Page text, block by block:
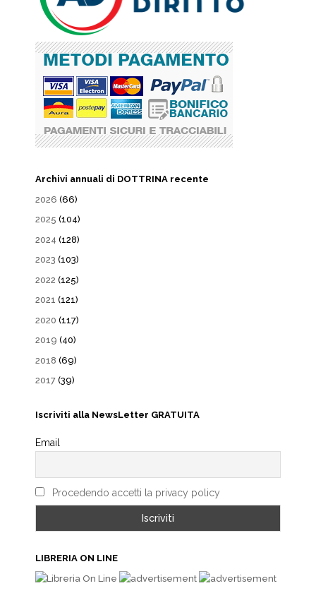
Archivi annuali di DOTTRINA recente
2026 (66)
2025 (104)
2024 (128)
2023 (103)
2022 (125)
2021 (121)
2020 (117)
2019 (40)
2018 (69)
2017 (39)
Iscriviti alla NewsLetter GRATUITA
Email
Procedendo accetti la privacy policy
LIBRERIA ON LINE